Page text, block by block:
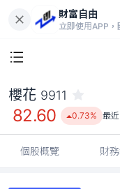
財富自由
立即使用APP，
櫻花 9911
82.60 0.73% 最
個股概覽 財